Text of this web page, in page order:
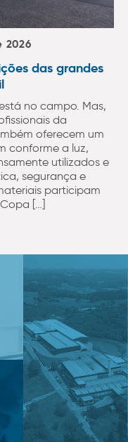
2026
das grandes
no campo. Mas,
da
oferecem um
conforme a luz,
utilizados e
segurança e
participam
[…]